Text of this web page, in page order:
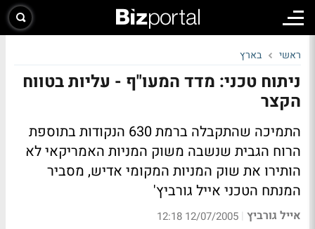
ראשי בארץ
ניתוח טכני: מדד המעו"ף - עליות בטווח
הקצר
התמיכה שהתקבלה ברמת 630 הנקודות בתוספת
הרוח הגבית שנשבה משוק המניות האמריקאי לא
הותירו את שוק המניות המקומי אדיש, מסביר
המנתח הטכני אייל גורביץ'
אייל גורביץ |
12/07/2005 12:18